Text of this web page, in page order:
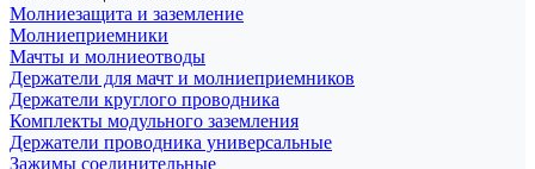
Молниезащита и заземление
Молниеприемники
Мачты и молниеотводы
Держатели для мачт и молниеприемников
Держатели круглого проводника
Комплекты модульного заземления
Держатели проводника универсальные
Зажимы соединительные